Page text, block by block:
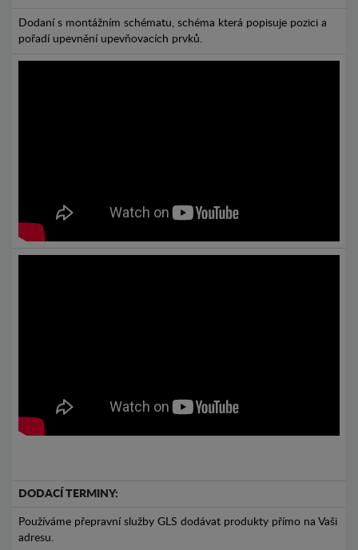
Dodaní s montážním schématu, schéma která popisuje pozici a
pořadí upevnění upevňovacích prvků.
DODACÍ TERMINY:
Používáme přepravní služby GLS dodávat produkty přímo na Vaši
adresu.